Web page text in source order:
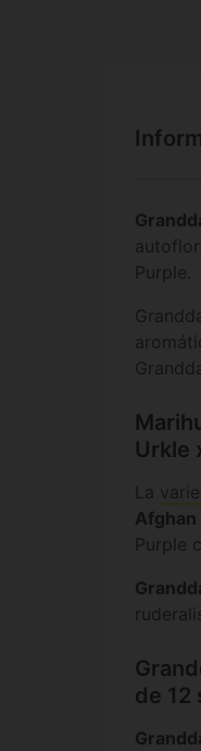
Purple.
Urkle
La
Afghan
Purple
de 12